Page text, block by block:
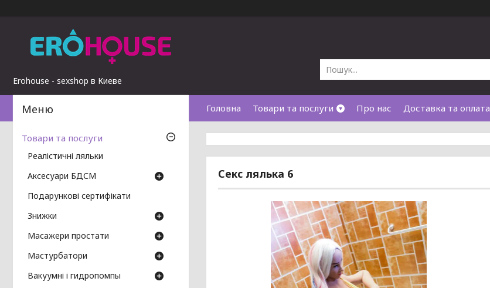
Erohouse - sexshop в Киеве
Головна Товари та послуги Про нас Доставка та оплата
Секс лялька 6
Товари та послуги
Реалістичні ляльки
Аксесуари БДСМ
Подарункові сертифікати
Знижки
Масажери простати
Мастурбатори
Вакуумні і гидропомпы